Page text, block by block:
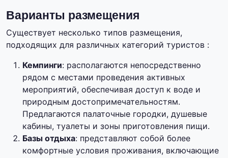
Варианты размещения
Существует несколько типов размещения,
подходящих для различных категорий туристов :
Кемпинги: располагаются непосредственно
рядом с местами проведения активных
мероприятий, обеспечивая доступ к воде и
природным достопримечательностям.
Предлагаются палаточные городки, душевые
кабины, туалеты и зоны приготовления пищи.
Базы отдыха: представляют собой более
комфортные условия проживания, включающие